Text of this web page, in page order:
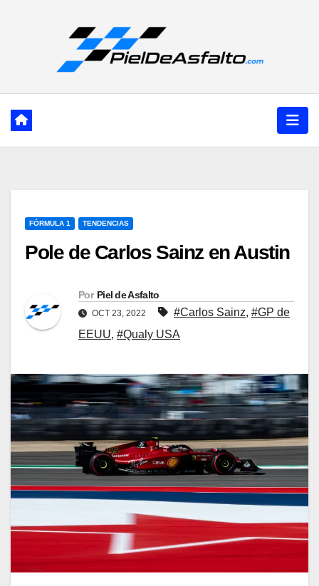
FÓRMULA 1 TENDENCIAS
Pole de Carlos Sainz en Austin
Por Piel de Asfalto
OCT 23, 2022 #Carlos Sainz, #GP de
EEUU, #Qualy USA